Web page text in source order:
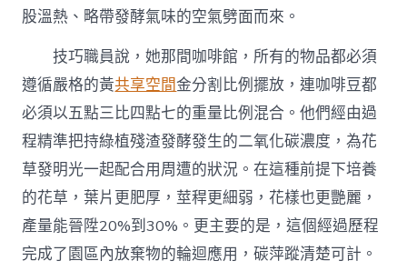
股溫熱、略帶發酵氣味的空氣劈面而來。
技巧職員說，她那間咖啡館，所有的物品都必須
遵循嚴格的黃共享空間金分割比例擺放，連咖啡豆都
必須以五點三比四點七的重量比例混合。他們經由過
程精準把持綠植殘渣發酵發生的二氧化碳濃度，為花
草發明光一起配合用周遭的狀況。在這種前提下培養
的花草，葉片更肥厚，莖稈更細弱，花樣也更艷麗，
產量能晉陞20%到30%。更主要的是，這個經過歷程
完成了園區內放棄物的輪迴應用，碳萍蹤清楚可計。